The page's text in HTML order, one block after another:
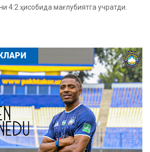
4:2 ҳисобида мағлубиятга учратди.